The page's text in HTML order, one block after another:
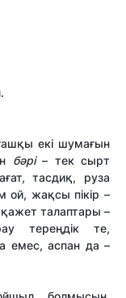
екі шумағын
бәрі – тек сырт
тасдиқ, руза
ой, жақсы пікір –
қажет талаптары –
тереңдік те,
емес, аспан да –